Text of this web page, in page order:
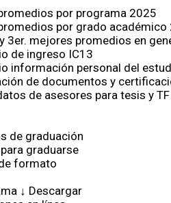
por programa 2025
por grado académico
3er. mejores promedios en
de ingreso IC13
información personal del
de documentos y
de asesores para tesis y
de graduación
graduarse
formato
↓ Descargar